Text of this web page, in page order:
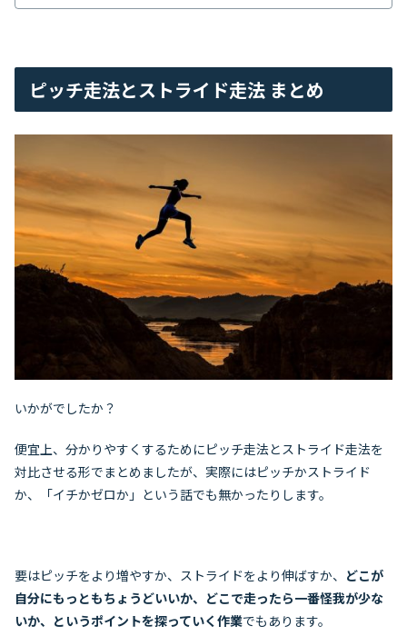
ピッチ走法とストライド走法 まとめ
いかがでしたか？
便宜上、分かりやすくするためにピッチ走法とストライド走法を
対比させる形でまとめましたが、実際にはピッチかストライド
か、「イチかゼロか」という話でも無かったりします。
要はピッチをより増やすか、ストライドをより伸ばすか、 どこが
自分にもっともちょうどいいか、どこで走ったら一番怪我が少な
いか、というポイントを探っていく作業でもあります。